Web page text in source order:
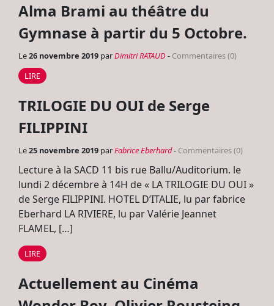
Alma Brami au théâtre du
Gymnase à partir du 5 Octobre.
Le26 novembre 2019 parDimitri RATAUD - Commentaires (0)
LIRE
TRILOGIE DU OUI de Serge
FILIPPINI
Le25 novembre 2019 parFabrice Eberhard- Commentaires (0)
Lecture à la SACD 11 bis rue Ballu/Auditorium. le
lundi 2 décembre à 14H de « LA TRILOGIE DU OUI »
de Serge FILIPPINI. HOTEL D’ITALIE, lu par fabrice
Eberhard LA RIVIERE, lu par Valérie Jeannet
FLAMEL, […]
LIRE
Actuellement au Cinéma